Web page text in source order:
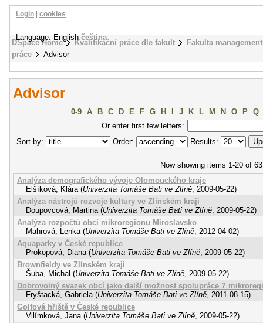
DSpace Home Kvalifikační práce dle fakult
Fakulta
práce
Advisor
Login cookies
Language: Englishčeština
Advisor
0-9 A B C D E F G H J K L M N O P
Q
Or enter first few letters:
Sort by:
Order: Results:
Now showing items 1-20 of 63
Analýza demografického vývoje Olomouckého kraje
Elšíková, Klára (Univerzita Tomáše Bati ve Zlíně, 2009-05-22)
Analýza nástrojů rozvoje kultury ve Zlínském kraji
Doupovcová, Martina (Univerzita Tomáše Bati ve Zlíně, 2009-05-22)
Analýza rozpočtů obcí mikroregionu Miroslavsko
Mahrová, Lenka (Univerzita Tomáše Bati ve Zlíně, 2012-04-02)
Aquaparky v České republice
Prokopová, Diana (Univerzita Tomáše Bati ve Zlíně, 2009-05-22)
Brownfieldy ve Zlínském kraji
Šuba, Michal (Univerzita Tomáše Bati ve Zlíně, 2009-05-22)
Dobrovolný svazek obcí jako další možnost spolupráce ?
Fryštacká, Gabriela (Univerzita Tomáše Bati ve Zlíně, 2011-08-15)
Golfová hřiště v České republice
Vilímková, Jana (Univerzita Tomáše Bati ve Zlíně, 2009-05-22)